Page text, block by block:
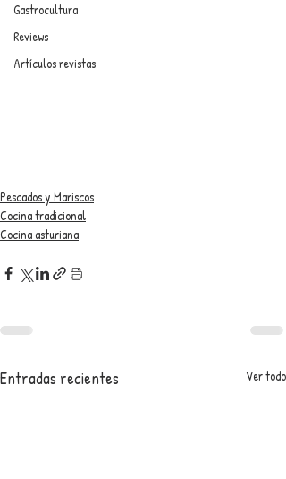
Gastrocultura
Reviews
Artículos revistas
Pescados y Mariscos
Cocina tradicional
Cocina asturiana
Entradas recientes Ver todo